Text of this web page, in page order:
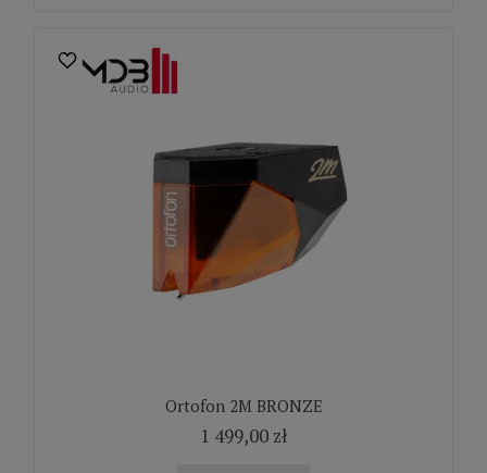
Ortofon 2M BRONZE
1 499,00 zł